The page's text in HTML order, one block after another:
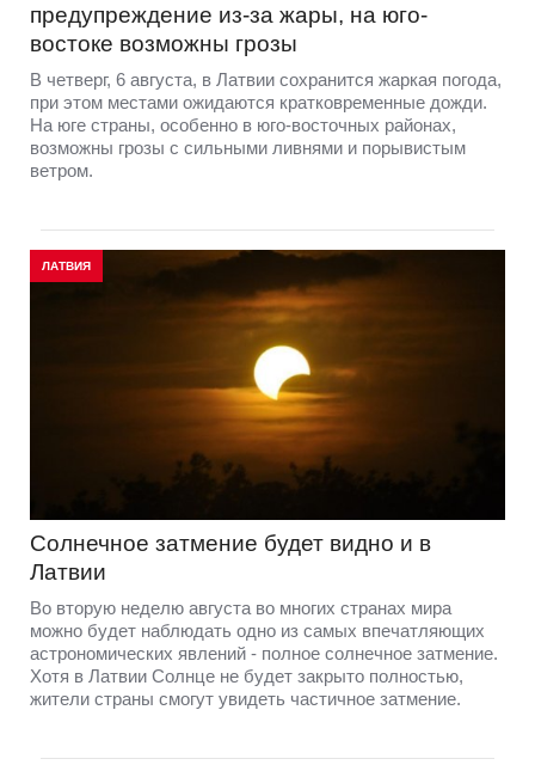
предупреждение из-за жары, на юго-
востоке возможны грозы
В четверг, 6 августа, в Латвии сохранится жаркая погода,
при этом местами ожидаются кратковременные дожди.
На юге страны, особенно в юго-восточных районах,
возможны грозы с сильными ливнями и порывистым
ветром.
ЛАТВИЯ
Солнечное затмение будет видно и в
Латвии
Во вторую неделю августа во многих странах мира
можно будет наблюдать одно из самых впечатляющих
астрономических явлений - полное солнечное затмение.
Хотя в Латвии Солнце не будет закрыто полностью,
жители страны смогут увидеть частичное затмение.